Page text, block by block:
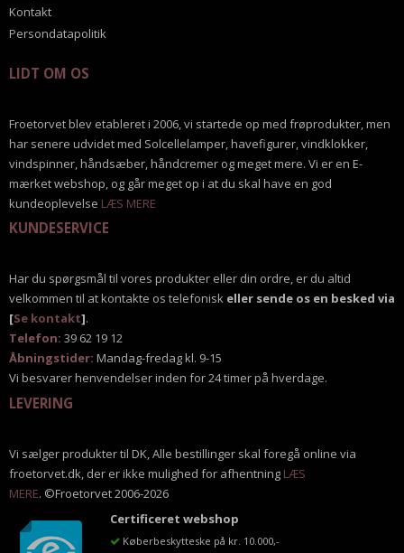
Kontakt
Persondatapolitik
LIDT OM OS
Froetorvet blev etableret i 2006, vi startede op med frøprodukter, men
har senere udvidet med Solcellelamper, havefigurer, vindklokker,
vindspinner, håndsæber, håndcremer og meget mere. Vi er en E-
mærket webshop, og går meget op i at du skal have en god
kundeoplevelse LÆS MERE
KUNDESERVICE
Har du spørgsmål til vores produkter eller din ordre, er du altid
velkommen til at kontakte os telefonisk eller sende os en besked via
[Se kontakt].
Telefon: 39 62 19 12
Åbningstider: Mandag-fredag kl. 9-15
Vi besvarer henvendelser inden for 24 timer på hverdage.
LEVERING
Vi sælger produkter til DK, Alle bestillinger skal foregå online via
froetorvet.dk, der er ikke mulighed for afhentning LÆS
MERE. ©Froetorvet 2006-2026
Certificeret webshop
Køberbeskytteske på kr. 10.000,-